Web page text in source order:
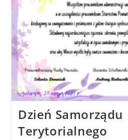
Dzień Samorządu
Terytorialnego